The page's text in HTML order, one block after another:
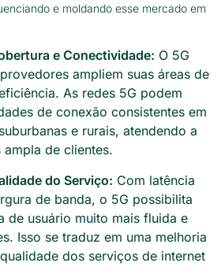
e moldando esse mercado em
e Conectividade: O 5G
ampliem suas áreas de
As redes 5G podem
de conexão consistentes em
e rurais, atendendo a
ampla de clientes.
do Serviço: Com latência
de banda, o 5G possibilita
de usuário muito mais fluida e
Isso se traduz em uma melhoria
dos serviços de internet